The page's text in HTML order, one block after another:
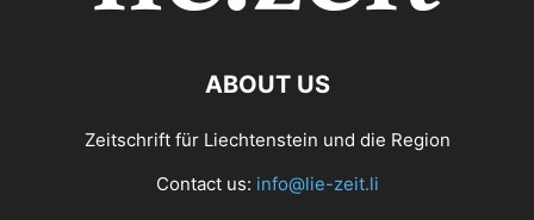
ABOUT US
Zeitschrift für Liechtenstein und die Region
Contact us: info@lie-zeit.li